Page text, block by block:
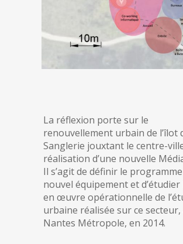
La réflexion porte sur le
renouvellement urbain de l’îlot
Sanglerie jouxtant le centre-
réalisation d’une nouvelle
Il s’agit de définir le
nouvel équipement et d’étudier
en œuvre opérationnelle de
urbaine réalisée sur ce secteur,
Nantes Métropole, en 2014.